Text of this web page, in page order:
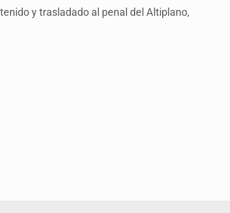
y trasladado al penal del Altiplano,